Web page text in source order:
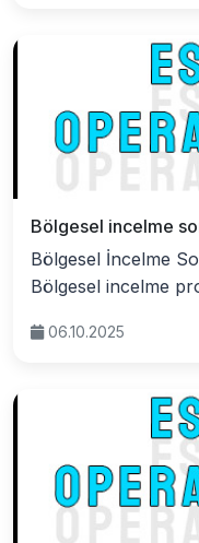
Bölgesel incelme
Bölgesel İncelme
Bölgesel incelme
06.10.2025